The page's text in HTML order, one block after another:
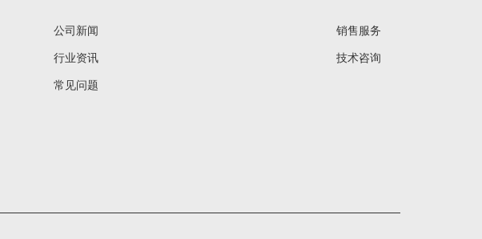
公司新闻
行业资讯
常见问题
销售服务
技术咨询